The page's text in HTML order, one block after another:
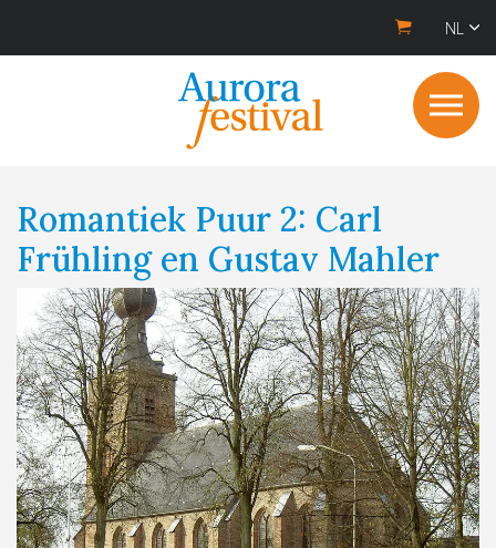
NL
Romantiek Puur 2: Carl
Frühling en Gustav Mahler